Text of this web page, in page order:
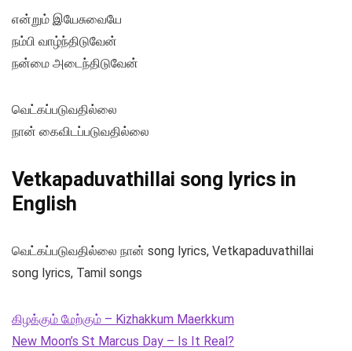
என்றும் இயேசுவையே
நம்பி வாழ்ந்திடுவேன்
நன்மை அடைந்திடுவேன்
வெட்கப்படுவதில்லை
நான் கைவிடப்படுவதில்லை
Vetkapaduvathillai song lyrics in
English
வெட்கப்படுவதில்லை நான் song lyrics, Vetkapaduvathillai
song lyrics, Tamil songs
கிழக்கும் மேற்கும் – Kizhakkum Maerkkum
New Moon’s St Marcus Day – Is It Real?